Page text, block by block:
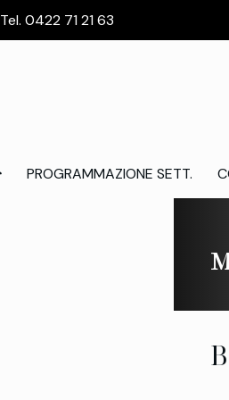
Tel. 0422 71 21 63
PROGRAMMAZIONE SETT.